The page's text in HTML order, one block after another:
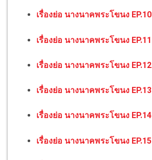
เรื่องย่อ นางนาคพระโขนง EP.10
เรื่องย่อ นางนาคพระโขนง EP.11
เรื่องย่อ นางนาคพระโขนง EP.12
เรื่องย่อ นางนาคพระโขนง EP.13
เรื่องย่อ นางนาคพระโขนง EP.14
เรื่องย่อ นางนาคพระโขนง EP.15